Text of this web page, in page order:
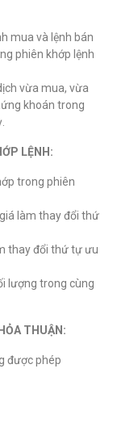
mua và lệnh bán
phiên khớp lệnh
vừa mua, vừa
khoán trong
LỆNH:
trong phiên
làm thay đổi thứ
thay đổi thứ tự ưu
lượng trong cùng
THUẬN:
được phép